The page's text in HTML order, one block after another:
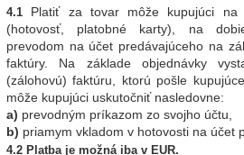
4.1
Platiť za tovar môže kupujúci na
(hotovosť, platobné karty), na
prevodom na účet predávajúceho na
faktúry. Na základe objednávky
(zálohovú) faktúru, ktorú pošle
môže kupujúci uskutočniť nasledovne:
a) prevodným príkazom zo svojho účtu,
b) priamym vkladom v hotovosti na účet
4.2 Platba je možná iba v EUR.